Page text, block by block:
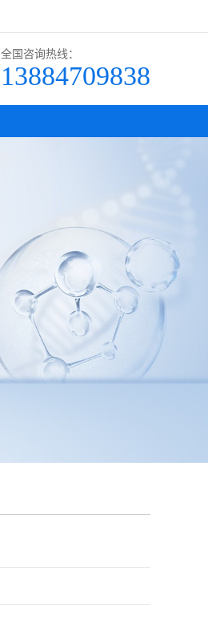
全国咨询热线：
13884709838